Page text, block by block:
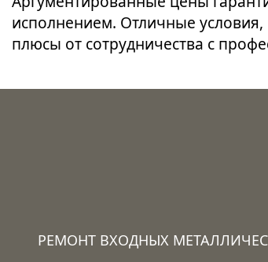
исполнением. Отличные
плюсы от сотрудничества с
РЕМОНТ ВХОДНЫХ